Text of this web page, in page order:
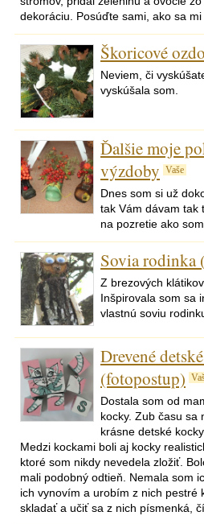
dekoráciu. Posúďte sami, ako sa
Škoricové
Neviem, či
vyskúšala som.
Ďalšie moje
výzdoby
Vaše
Dnes som si už
tak Vám dávam tak
na pozretie ako
Sovia rodinka
Z brezových
Inšpirovala som sa
vlastnú soviu
Drevené
(fotopostup)
Dostala som od
kocky. Zub času sa
krásne detské
Medzi kockami boli aj kocky
ktoré som nikdy nevedela zložiť.
mali podobný odtieň. Nemala som
ich vynovím a urobím z nich pestré
skladať a učiť sa z nich písmenká,